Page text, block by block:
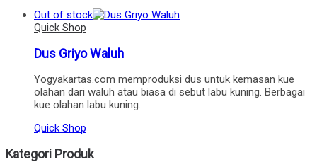
Out of stock
Quick Shop
Dus Griyo Waluh
Yogyakartas.com memproduksi dus untuk kemasan kue
olahan dari waluh atau biasa di sebut labu kuning. Berbagai
kue olahan labu kuning…
Quick Shop
Kategori Produk